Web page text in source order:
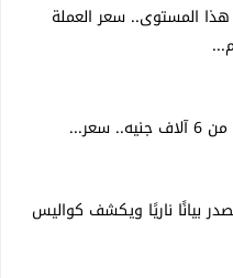
هذا المستوى.. سعر العملة
بيانًا ناريًا ويكشف كواليس